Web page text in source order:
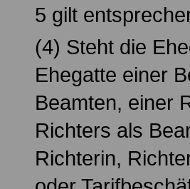
5 gilt
(4) Steht die
Ehegatte einer
Beamten, einer
Richters als
Richterin,